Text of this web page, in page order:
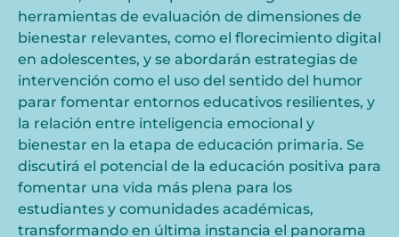
herramientas de evaluación de dimensiones de
bienestar relevantes, como el florecimiento digital
en adolescentes, y se abordarán estrategias de
intervención como el uso del sentido del humor
parar fomentar entornos educativos resilientes, y
la relación entre inteligencia emocional y
bienestar en la etapa de educación primaria. Se
discutirá el potencial de la educación positiva para
fomentar una vida más plena para los
estudiantes y comunidades académicas,
transformando en última instancia el panorama